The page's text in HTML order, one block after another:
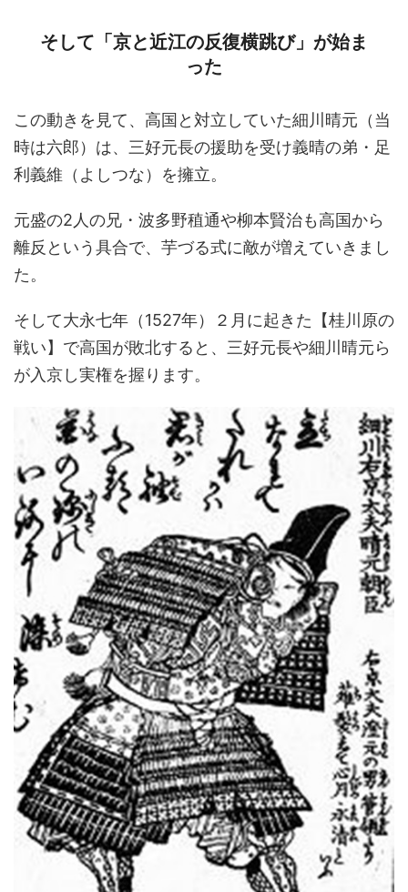
そして「京と近江の反復横跳び」が始ま
った
この動きを見て、高国と対立していた細川晴元（当
時は六郎）は、三好元長の援助を受け義晴の弟・足
利義維（よしつな）を擁立。
元盛の2人の兄・波多野稙通や柳本賢治も高国から
離反という具合で、芋づる式に敵が増えていきまし
た。
そして大永七年（1527年）２月に起きた【桂川原の
戦い】で高国が敗北すると、三好元長や細川晴元ら
が入京し実権を握ります。